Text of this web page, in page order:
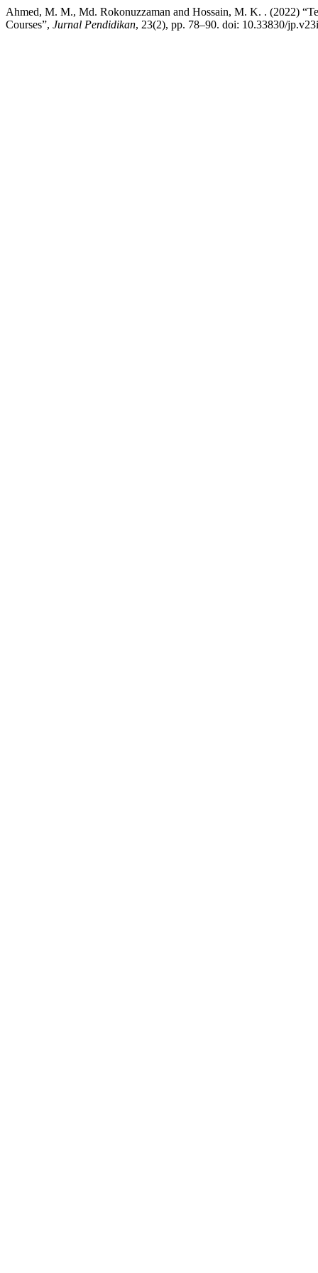
Ahmed, M. M., Md. Rokonuzzaman and Hossain, M. K. . (2022)
Courses”, Jurnal Pendidikan, 23(2), pp. 78–90. doi: 10.33830/